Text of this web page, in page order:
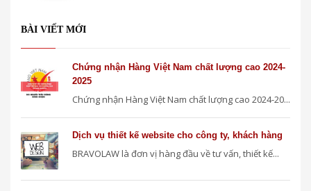
BÀI VIẾT MỚI
Chứng nhận Hàng Việt Nam chất lượng cao 2024-
2025
Chứng nhận Hàng Việt Nam chất lượng cao 2024-20...
Dịch vụ thiết kế website cho công ty, khách hàng
BRAVOLAW là đơn vị hàng đầu về tư vấn, thiết kế...